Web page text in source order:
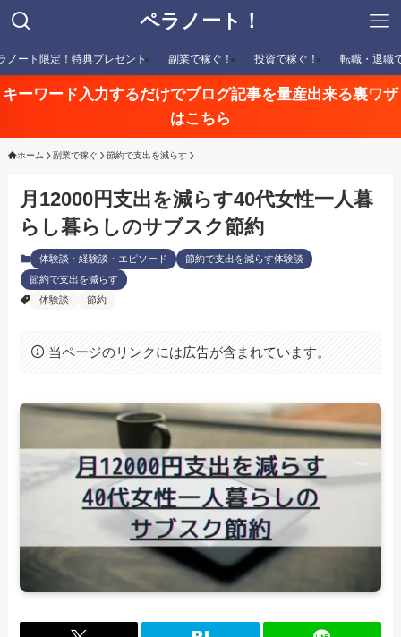
ペラノート！
ノート限定！特典プレゼント 副業で稼ぐ！ 投資で稼ぐ！ 転職・退職
キーワード入力するだけでブログ記事を量産出来る裏ワザ
はこちら
ホーム 副業で稼ぐ 節約で支出を減らす
月12000円支出を減らす40代女性一人暮
らし暮らしのサブスク節約
体験談・経験談・エピソード
節約で支出を減らす体験談
節約で支出を減らす
体験談
節約
当ページのリンクには広告が含まれています。